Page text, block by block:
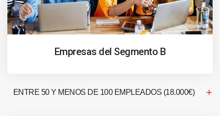
Empresas del Segmento B
ENTRE 50 Y MENOS DE 100 EMPLEADOS (18.000€)